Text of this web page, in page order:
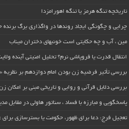
تاریخچه تنگه هرمز یا تنگه اهورامزدا
چرایی و چگونگی ایجاد روندها در واگذاری برگ برنده
مین ، آب و چه حکایتی است خونبهای دختران میناب
انتقال قدرت یا فروپاشی نرم؟ تحلیل امنیتی آینده
بررسی تأثیر فرضیه زن بودن امام دوازدهم بر نظریه
بررسی دلایل قرآنی و روایی و تاریخی مبنی بر
پاسخگویی و مبارزه با فساد ، سناتور هاولی در مقابل
تعجیل فرج: دعا برای ظهور، حکومت یا بسترسازی برای